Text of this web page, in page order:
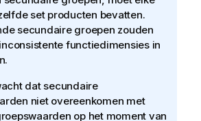
set producten bevatten.
secundaire groepen zouden
functiedimensies in
dat secundaire
niet overeenkomen met
op het moment van